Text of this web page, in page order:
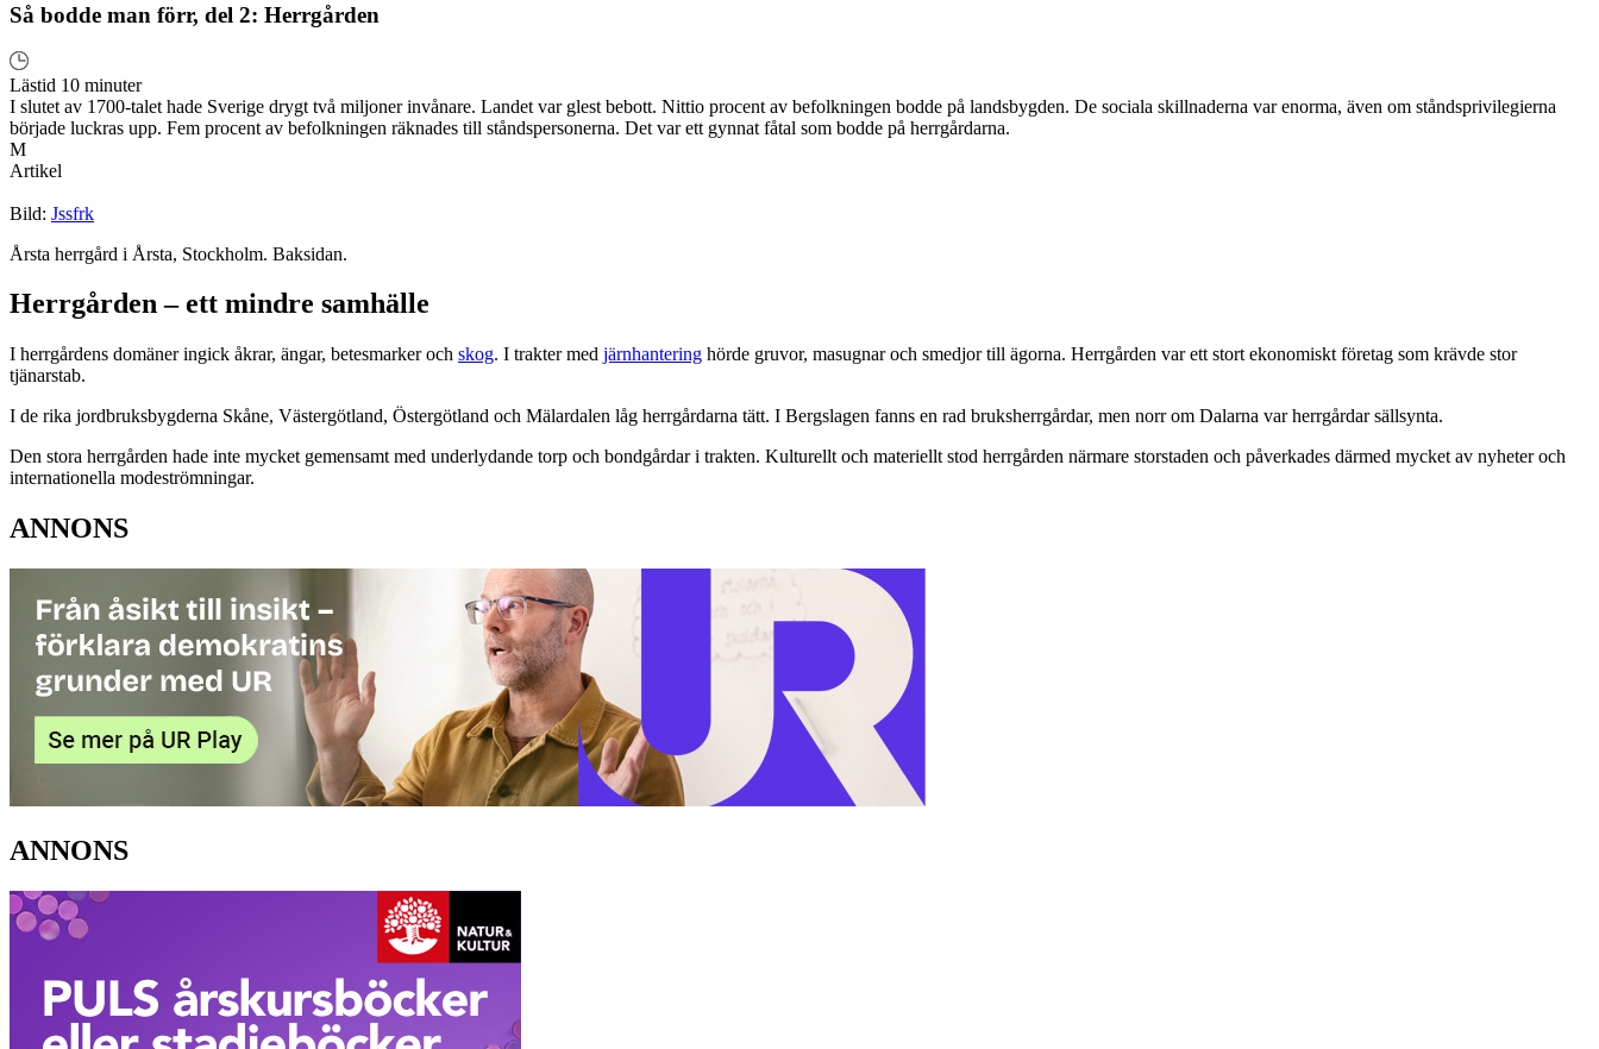
Så bodde man förr, del 2: Herrgården
Lästid 10 minuter
I slutet av 1700-talet hade Sverige drygt två miljoner invånare. Landet var glest bebott. Nittio procent av befolkningen bodde på landsbygden. De sociala skillnaderna var enorma, även om ståndsprivilegierna
började luckras upp. Fem procent av befolkningen räknades till ståndspersonerna. Det var ett gynnat fåtal som bodde på herrgårdarna.
M
Artikel
Bild: Jssfrk
Årsta herrgård i Årsta, Stockholm. Baksidan.
Herrgården – ett mindre samhälle
I herrgårdens domäner ingick åkrar, ängar, betesmarker och skog. I trakter med järnhantering hörde gruvor, masugnar och smedjor till ägorna. Herrgården var ett stort ekonomiskt företag som krävde stor
tjänarstab.
I de rika jordbruksbygderna Skåne, Västergötland, Östergötland och Mälardalen låg herrgårdarna tätt. I Bergslagen fanns en rad bruksherrgårdar, men norr om Dalarna var herrgårdar sällsynta.
Den stora herrgården hade inte mycket gemensamt med underlydande torp och bondgårdar i trakten. Kulturellt och materiellt stod herrgården närmare storstaden och påverkades därmed mycket av nyheter och
internationella modeströmningar.
ANNONS
ANNONS